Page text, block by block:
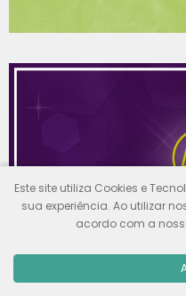
Este site utiliza Cookies e
sua experiência. Ao utilizar
acordo com a